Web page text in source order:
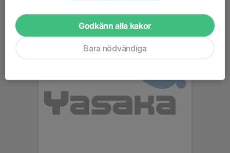
Godkänn alla kakor
Bara nödvändiga